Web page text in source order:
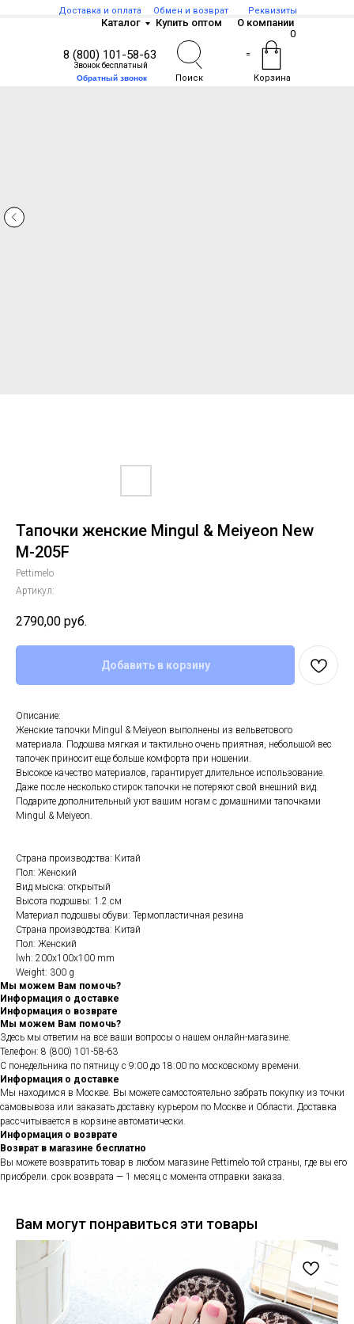
8 (800) 101-58-63
Звонок бесплатный
Каталог Купить оптом О компании
Доставка и оплата Обмен и возврат Реквизиты
0
=
Обратный звонок Поиск Корзина
Тапочки женские Mingul & Meiyeon New
М-205F
Pettimelo
Артикул:
2790,00 руб.
Добавить в корзину
Описание:
Женские тапочки Mingul & Meiyeon выполнены из вельветового
материала. Подошва мягкая и тактильно очень приятная, небольшой вес
тапочек приносит еще больше комфорта при ношении.
Высокое качество материалов, гарантирует длительное использование.
Даже после несколько стирок тапочки не потеряют свой внешний вид.
Подарите дополнительный уют вашим ногам с домашними тапочками
Mingul & Meiyeon.
Страна производства: Китай
Пол: Женский
Вид мыска: открытый
Высота подошвы: 1.2 см
Материал подошвы обуви: Термопластичная резина
Страна производства: Китай
Пол: Женский
lwh: 200x100x100 mm
Weight: 300 g
Мы можем Вам помочь?
Информация о доставке
Информация о возврате
Мы можем Вам помочь?
Здесь мы ответим на все ваши вопросы о нашем онлайн-магазине.
Телефон: 8 (800) 101-58-63
С понедельника по пятницу с 9:00 до 18:00 по московскому времени.
Информация о доставке
Мы находимся в Москве. Вы можете самостоятельно забрать покупку из точки
самовывоза или заказать доставку курьером по Москве и Области. Доставка
рассчитывается в корзине автоматически.
Информация о возврате
Возврат в магазине бесплатно
Вы можете возвратить товар в любом магазине Pettimelo той страны, где вы его
приобрели. срок возврата — 1 месяц с момента отправки заказа.
Вам могут понравиться эти товары